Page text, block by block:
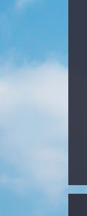
Magazin